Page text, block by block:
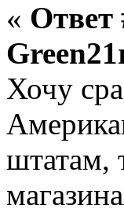
« Ответ
Хочу
штатам,